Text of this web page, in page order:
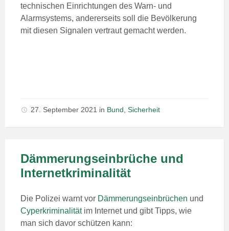
technischen Einrichtungen des Warn- und
Alarmsystems, andererseits soll die Bevölkerung
mit diesen Signalen vertraut gemacht werden.
27. September 2021 in Bund Sicherheit
Dämmerungseinbrüche und
Internetkriminalität
Die Polizei warnt vor Dämmerungseinbrüchen und
Cyperkriminalitätim Internet und gibt Tipps, wie
man sich davor schützen kann: